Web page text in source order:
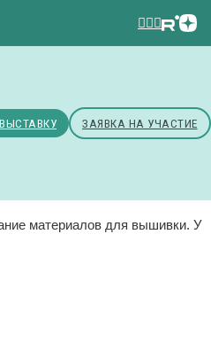
ЗАЯВКА НА УЧАСТИЕ
материалов для вышивки. У